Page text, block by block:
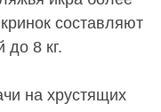
составляют
до 8 кг.
на хрустящих